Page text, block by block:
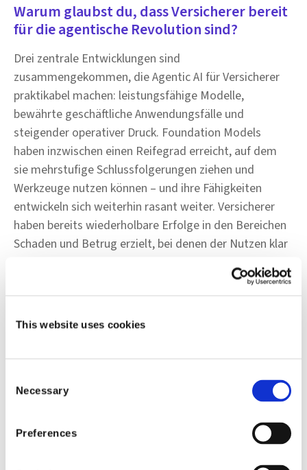
This website uses cookies
Selection
Necessary
Preferences
Warum glaubst du, dass Versicherer bereit
für die agentische Revolution sind?
Drei zentrale Entwicklungen sind
zusammengekommen, die Agentic AI für Versicherer
praktikabel machen: leistungsfähige Modelle,
bewährte geschäftliche Anwendungsfälle und
steigender operativer Druck. Foundation Models
haben inzwischen einen Reifegrad erreicht, auf dem
sie mehrstufige Schlussfolgerungen ziehen und
Werkzeuge nutzen können – und ihre Fähigkeiten
entwickeln sich weiterhin rasant weiter. Versicherer
haben bereits wiederholbare Erfolge in den Bereichen
Schaden und Betrug erzielt, bei denen der Nutzen klar
messbar ist. Gleichzeitig machen geschäftliche
Realitäten wie Kostendruck, Fachkräftemangel und
einem strategischen Imperativ.
Workflows, die den sicheren Einsatz von Agenten
überhaupt erst ermöglichen. Bereitschaft bedeutet
jedoch nicht, dass die Komplexität verschwindet. Eine
erfolgreiche Einführung erfordert diszipliniertes